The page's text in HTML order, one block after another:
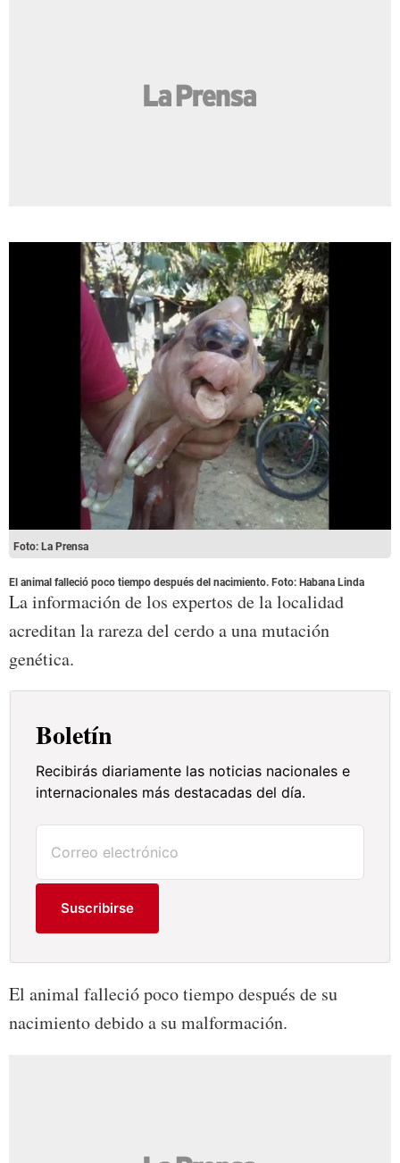
Foto: La Prensa
El animal falleció poco tiempo después del nacimiento. Foto: Habana Linda
La información de los expertos de la localidad
acreditan la rareza del cerdo a una mutación
genética.
Boletín
Recibirás diariamente las noticias nacionales e
internacionales más destacadas del día.
Suscribirse
El animal falleció poco tiempo después de su
nacimiento debido a su malformación.